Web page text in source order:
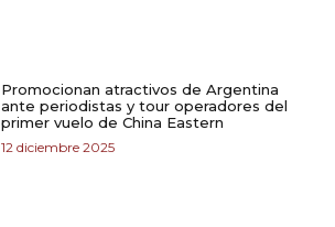
Promocionan atractivos de Argentina
ante periodistas y tour operadores del
primer vuelo de China Eastern
12 diciembre 2025